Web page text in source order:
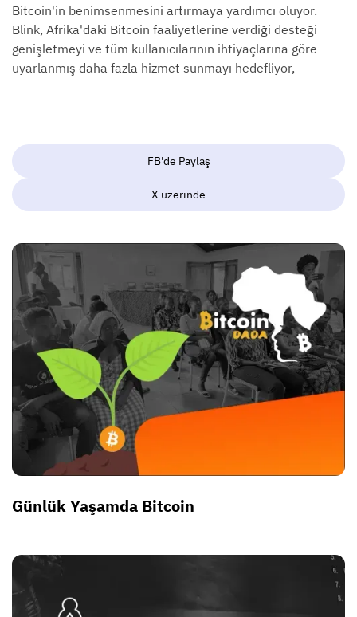
Bitcoin'in benimsenmesini artırmaya yardımcı oluyor.
Blink, Afrika'daki Bitcoin faaliyetlerine verdiği desteği
genişletmeyi ve tüm kullanıcılarının ihtiyaçlarına göre
uyarlanmış daha fazla hizmet sunmayı hedefliyor,
FB'de Paylaş
X üzerinde
Günlük Yaşamda Bitcoin